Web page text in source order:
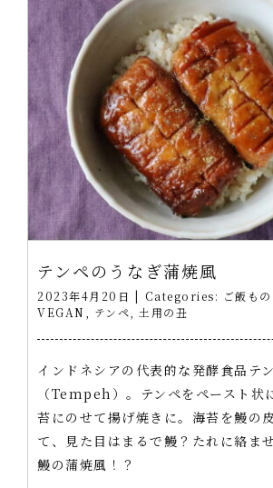
テンペのうなぎ蒲焼風
2023年4月20日 | Categories: ご飯もの
VEGAN
テンペ 土用の丑
インドネシアの代表的な発酵食品テ
（Tempeh）。テンペをペースト状
苔にのせて揚げ焼きに。海苔を鰻の
て、見た目はまるで鰻？たれに絡ま
鰻の蒲焼風！？